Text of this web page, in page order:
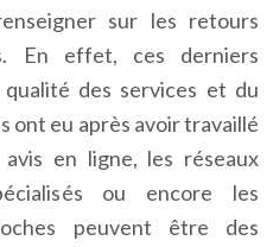
sur les retours
En effet, ces derniers
des services et du
ont eu après avoir travaillé
en ligne, les réseaux
ou encore les
peuvent être des